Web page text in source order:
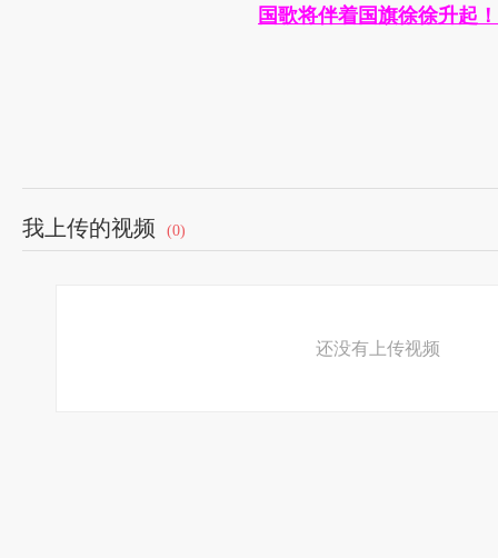
国歌将伴着国旗徐徐升起！
我上传的视频 (0)
还没有上传视频